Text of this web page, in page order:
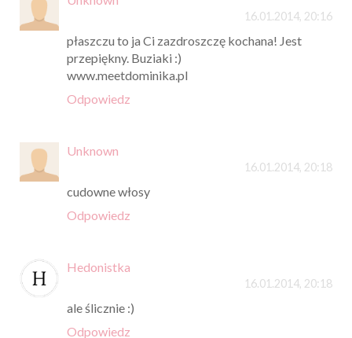
16.01.2014, 20:16
płaszczu to ja Ci zazdroszczę kochana! Jest
przepiękny. Buziaki :)
www.meetdominika.pl
Odpowiedz
Unknown
16.01.2014, 20:18
cudowne włosy
Odpowiedz
Hedonistka
16.01.2014, 20:18
ale ślicznie :)
Odpowiedz